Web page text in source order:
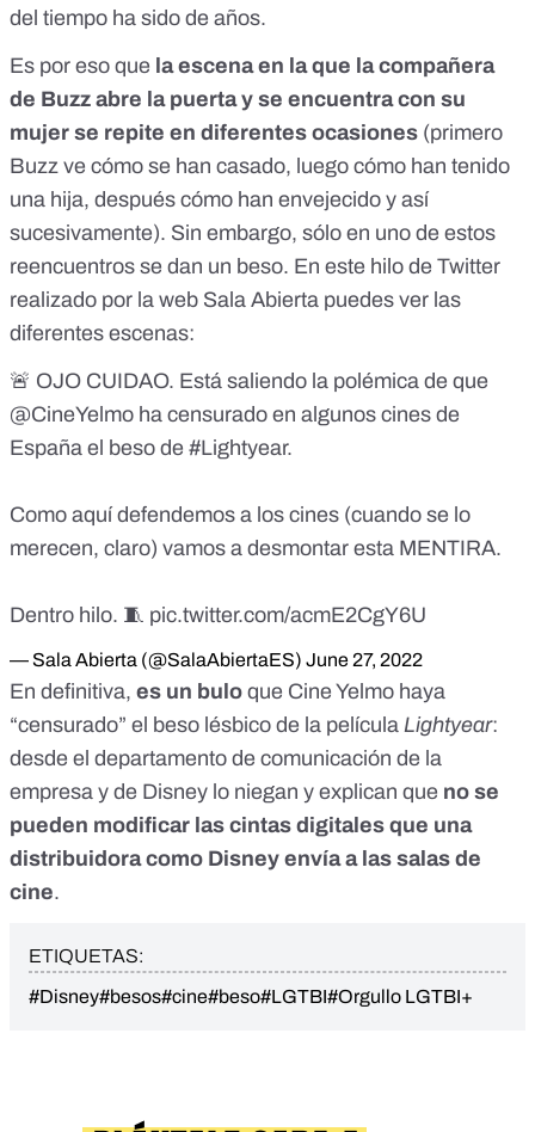
del tiempo ha sido de años.
Es por eso que la escena en la que la compañera
de Buzz abre la puerta y se encuentra con su
mujer se repite en diferentes ocasiones (primero
Buzz ve cómo se han casado, luego cómo han tenido
una hija, después cómo han envejecido y así
sucesivamente). Sin embargo, sólo en uno de estos
reencuentros se dan un beso. En este hilo de Twitter
realizado por la web Sala Abierta puedes ver las
diferentes escenas:
🚨 OJO CUIDAO. Está saliendo la polémica de que
@CineYelmo ha censurado en algunos cines de
España el beso de #Lightyear.
Como aquí defendemos a los cines (cuando se lo
merecen, claro) vamos a desmontar esta MENTIRA.
Dentro hilo. 🧵 pic.twitter.com/acmE2CgY6U
— Sala Abierta (@SalaAbiertaES) June 27, 2022
En definitiva, es un bulo que Cine Yelmo haya
“censurado” el beso lésbico de la película Lightyear:
desde el departamento de comunicación de la
empresa y de Disney lo niegan y explican que no se
pueden modificar las cintas digitales que una
distribuidora como Disney envía a las salas de
cine.
ETIQUETAS:
#Disney#besos#cine#beso#LGTBI#Orgullo LGTBI+